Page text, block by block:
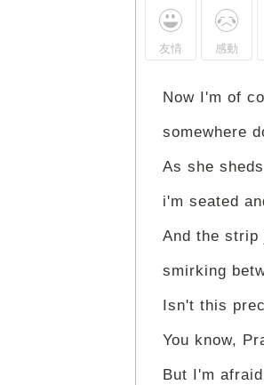
友情 感動
Now I'm of
somewhere
As she
i'm seated
And the strip
smirking
Isn't this
You know,
But I'm